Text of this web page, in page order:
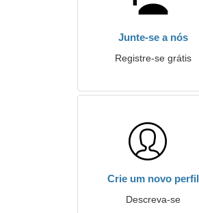
Junte-se a nós
Registre-se grátis
Crie um novo perfil
Descreva-se